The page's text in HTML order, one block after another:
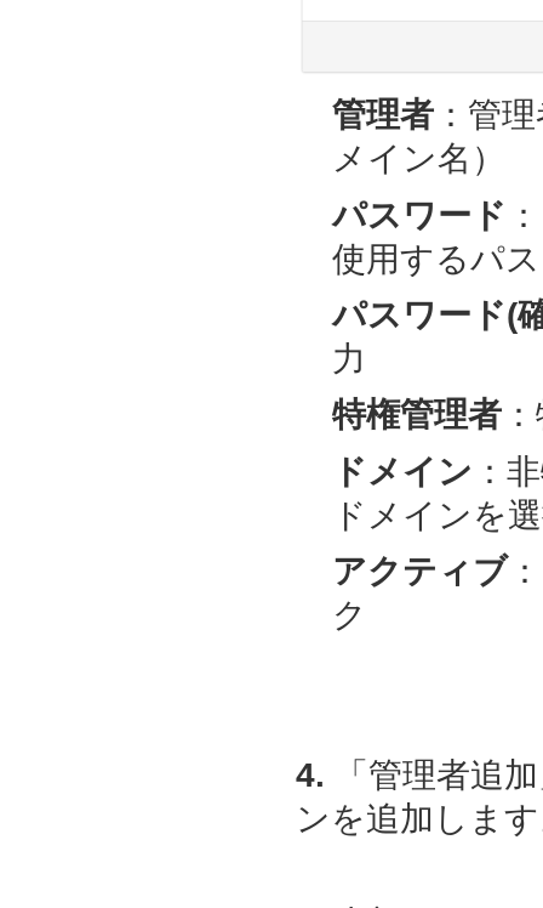
管理者：管
メイン名）
パスワード
使用するパ
パスワード(
力
特権管理者：
ドメイン ：
ドメインを
アクティブ
ク
4. 「管理者追
ンを追加しま